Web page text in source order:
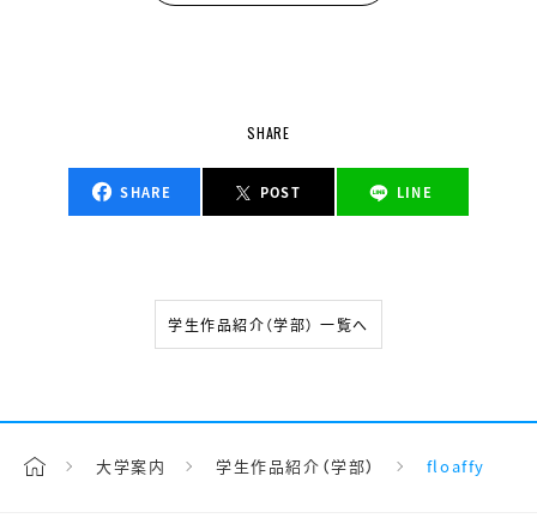
SHARE
SHARE POST LINE
学生作品紹介（学部） 一覧へ
大学案内 学生作品紹介（学部） floaffy